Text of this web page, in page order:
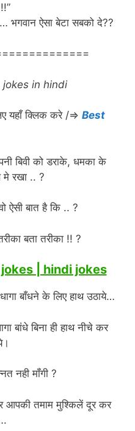
भगवान ऐसा बेटा सबको दे??
in hindi
यहाँ क्लिक करे /⇒ Best
बिवी को डराके, धमका के
रखा .. ?
ऐसी बात है कि .. ?
बता तरीका !! ?
| hindi jokes
बाँधने के लिए हाथ उठाये…
बांधे बिना ही हाथ नीचे कर
नही मॉंगी ?
आपकी तमाम मुश्किलें दूर कर